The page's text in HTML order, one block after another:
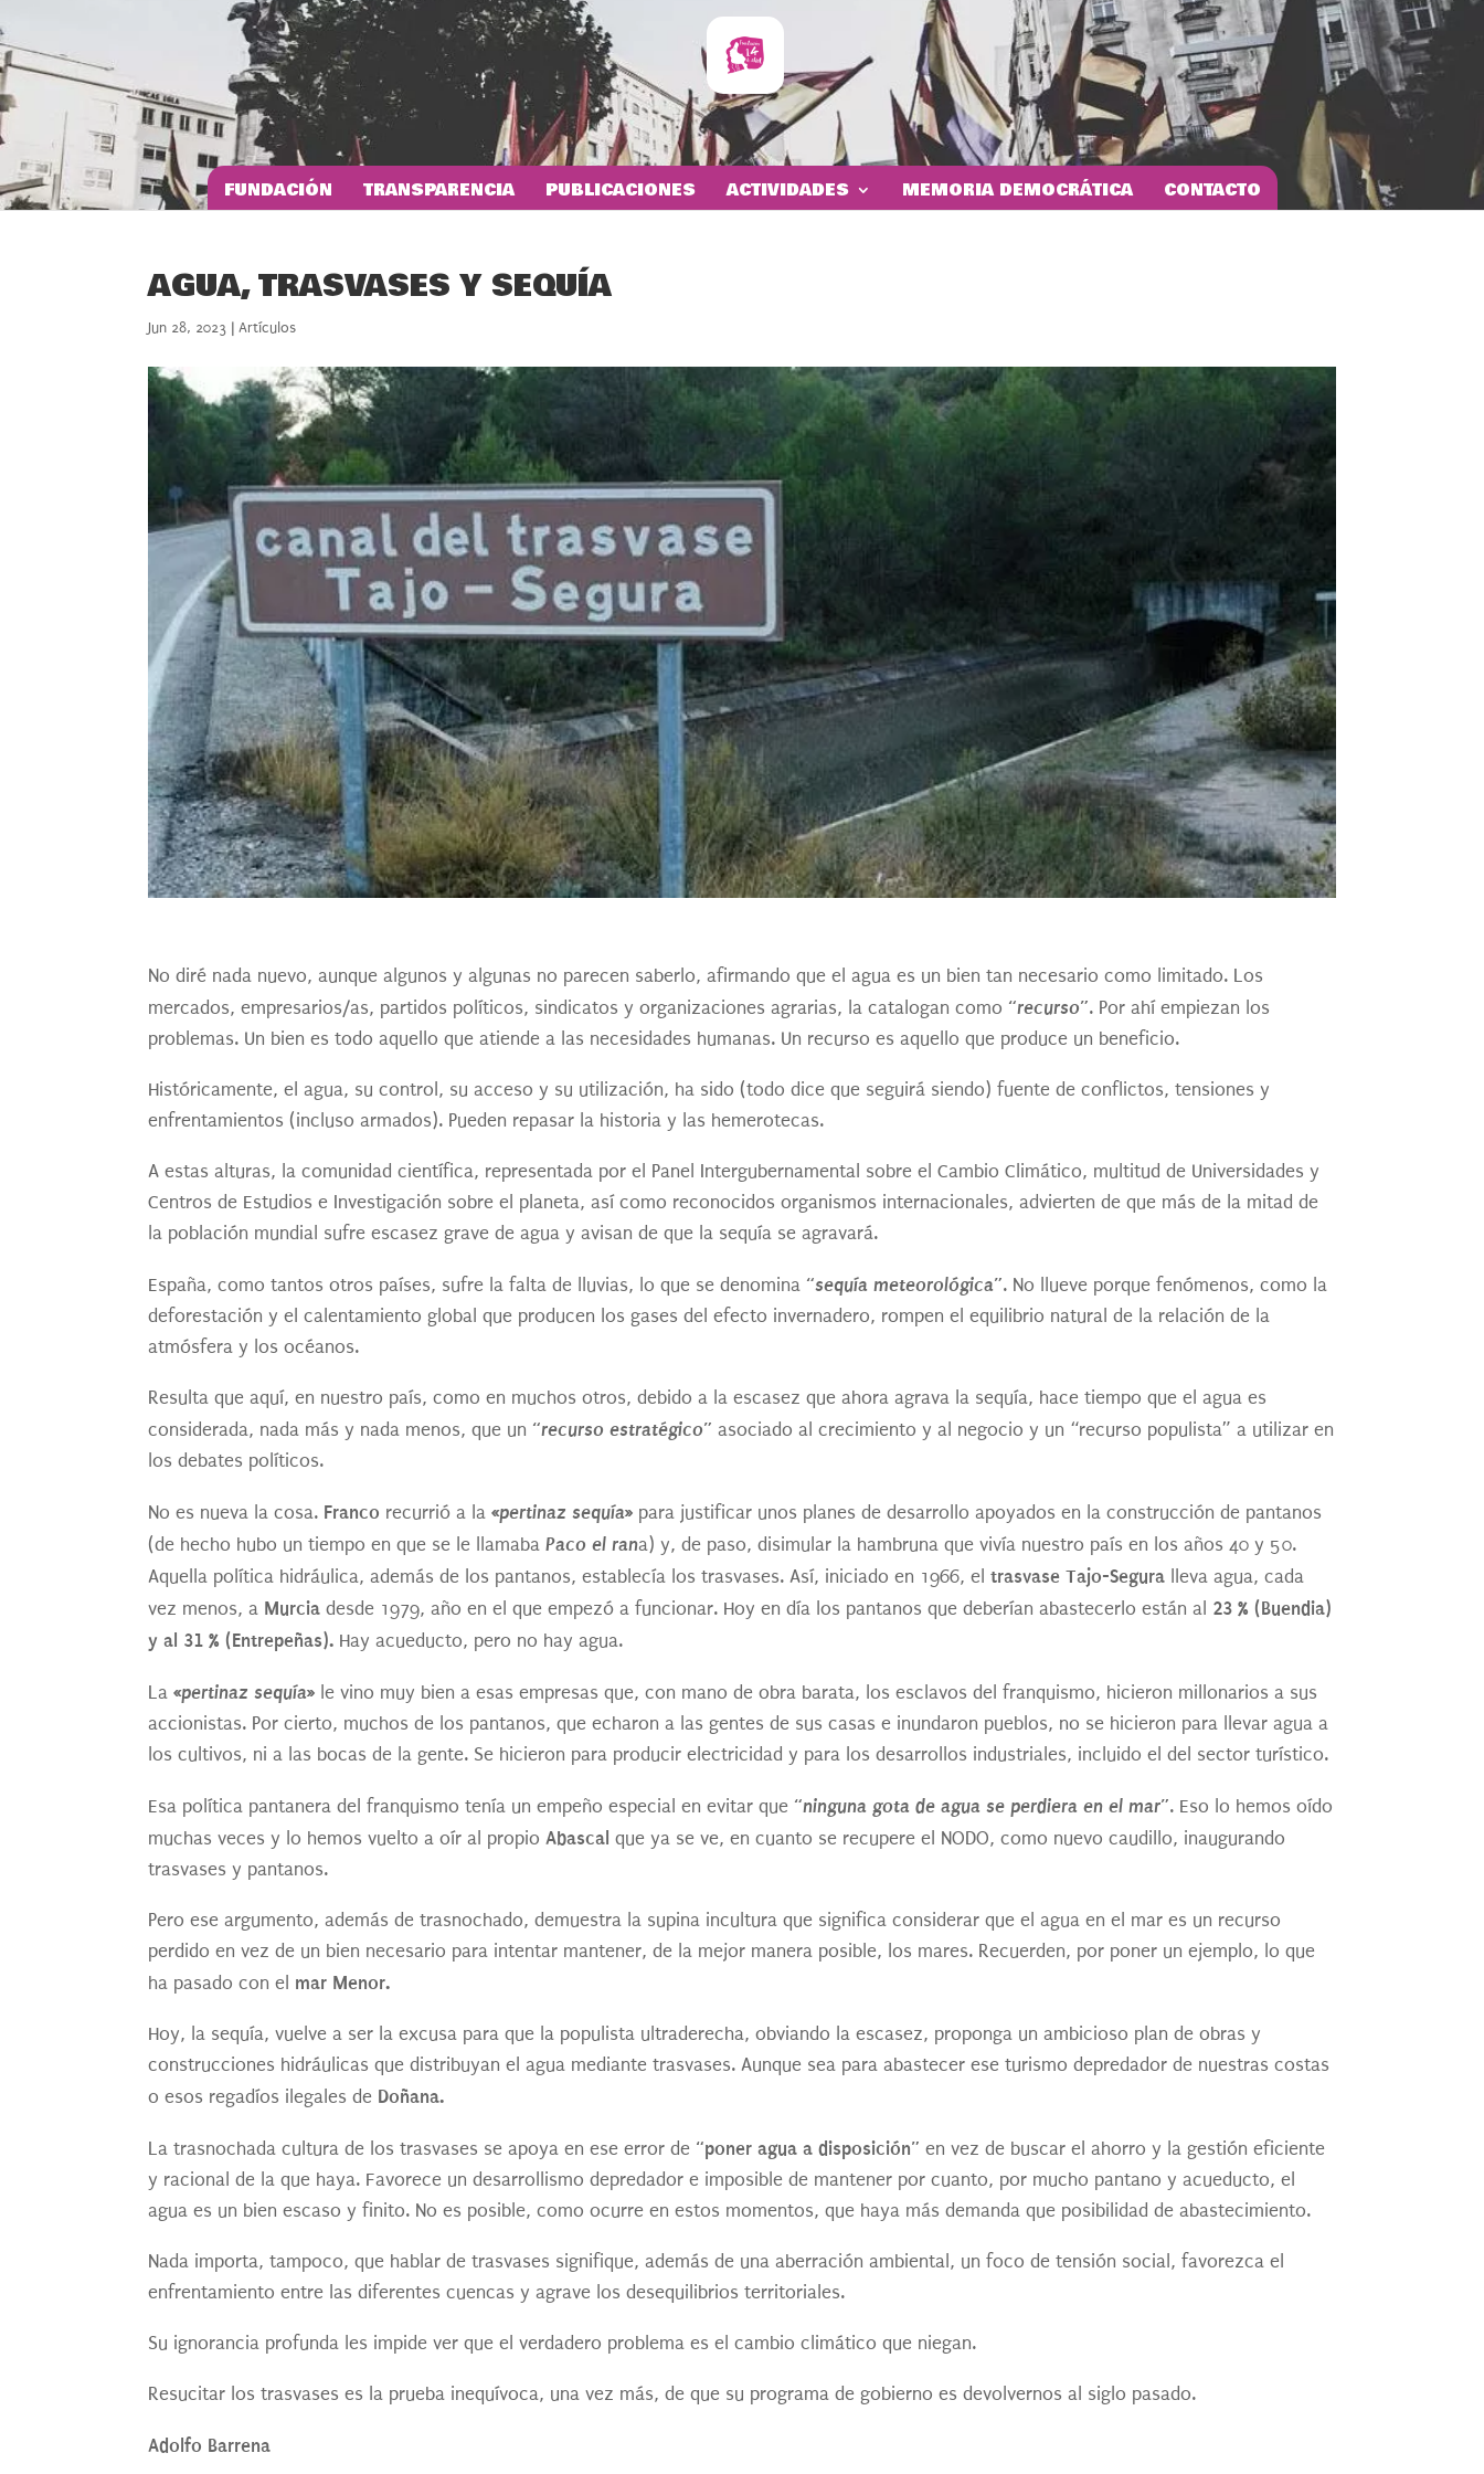
FUNDACIÓN TRANSPARENCIA PUBLICACIONES ACTIVIDADES MEMORIA DEMOCRÁTICA CONTACTO
AGUA, TRASVASES Y SEQUÍA
Jun 28, 2023 |Artículos
No diré nada nuevo, aunque algunos y algunas no parecen saberlo, afirmando que el agua es un bien tan necesario como limitado. Los
mercados, empresarios/as, partidos políticos, sindicatos y organizaciones agrarias, la catalogan como “recurso”. Por ahí empiezan los
problemas. Un bien es todo aquello que atiende a las necesidades humanas. Un recurso es aquello que produce un beneficio.
Históricamente, el agua, su control, su acceso y su utilización, ha sido (todo dice que seguirá siendo) fuente de conflictos, tensiones y
enfrentamientos (incluso armados). Pueden repasar la historia y las hemerotecas.
A estas alturas, la comunidad científica, representada por el Panel Intergubernamental sobre el Cambio Climático, multitud de Universidades y
Centros de Estudios e Investigación sobre el planeta, así como reconocidos organismos internacionales, advierten de que más de la mitad de
la población mundial sufre escasez grave de agua y avisan de que la sequía se agravará.
España, como tantos otros países, sufre la falta de lluvias, lo que se denomina “sequía meteorológica”. No llueve porque fenómenos, como la
deforestación y el calentamiento global que producen los gases del efecto invernadero, rompen el equilibrio natural de la relación de la
atmósfera y los océanos.
Resulta que aquí, en nuestro país, como en muchos otros, debido a la escasez que ahora agrava la sequía, hace tiempo que el agua es
considerada, nada más y nada menos, que un “recurso estratégico”asociado al crecimiento y al negocio y un “recurso populista” a utilizar en
los debates políticos.
No es nueva la cosa. Franco recurrió a la«pertinaz sequía» para justificar unos planes de desarrollo apoyados en la construcción de pantanos
(de hecho hubo un tiempo en que se le llamabaPaco el rana) y, de paso, disimular la hambruna que vivía nuestro país en los años 40 y 50.
Aquella política hidráulica, además de los pantanos, establecía los trasvases. Así, iniciado en 1966, eltrasvase Tajo-Segura
lleva agua, cada
vez menos, a Murciadesde 1979, año en el que empezó a funcionar. Hoy en día los pantanos que deberían abastecerlo están al 23 % (Buendia)
y al 31 % (Entrepeñas). Hay acueducto, pero no hay agua.
La«pertinaz sequía» le vino muy bien a esas empresas que, con mano de obra barata, los esclavos del franquismo, hicieron millonarios a sus
accionistas. Por cierto, muchos de los pantanos, que echaron a las gentes de sus casas e inundaron pueblos, no se hicieron para llevar agua a
los cultivos, ni a las bocas de la gente. Se hicieron para producir electricidad y para los desarrollos industriales, incluido el del sector turístico.
Esa política pantanera del franquismo tenía un empeño especial en evitar que “ninguna gota de agua se perdiera en el mar”. Eso lo hemos oído
muchas veces y lo hemos vuelto a oír al propioAbascal que ya se ve, en cuanto se recupere el NODO, como nuevo caudillo, inaugurando
trasvases y pantanos.
Pero ese argumento, además de trasnochado, demuestra la supina incultura que significa considerar que el agua en el mar es un recurso
perdido en vez de un bien necesario para intentar mantener, de la mejor manera posible, los mares. Recuerden, por poner un ejemplo, lo que
ha pasado con el mar Menor.
Hoy, la sequía, vuelve a ser la excusa para que la populista ultraderecha, obviando la escasez, proponga un ambicioso plan de obras y
construcciones hidráulicas que distribuyan el agua mediante trasvases. Aunque sea para abastecer ese turismo depredador de nuestras costas
o esos regadíos ilegales de Doñana.
La trasnochada cultura de los trasvases se apoya en ese error de “poner agua a disposición” en vez de buscar el ahorro y la gestión eficiente
y racional de la que haya. Favorece un desarrollismo depredador e imposible de mantener por cuanto, por mucho pantano y acueducto, el
agua es un bien escaso y finito. No es posible, como ocurre en estos momentos, que haya más demanda que posibilidad de abastecimiento.
Nada importa, tampoco, que hablar de trasvases signifique, además de una aberración ambiental, un foco de tensión social, favorezca el
enfrentamiento entre las diferentes cuencas y agrave los desequilibrios territoriales.
Su ignorancia profunda les impide ver que el verdadero problema es el cambio climático que niegan.
Resucitar los trasvases es la prueba inequívoca, una vez más, de que su programa de gobierno es devolvernos al siglo pasado.
Adolfo Barrena